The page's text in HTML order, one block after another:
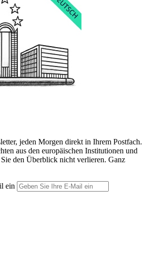
jeden Morgen direkt in Ihrem Postfach.
aus den europäischen Institutionen und
den Überblick nicht verlieren. Ganz
ein